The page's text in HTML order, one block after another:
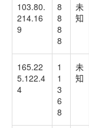
103.80.
214.16
9
8
8
8
8
未
知
165.22
5.122.4
4
1
1
3
6
8
未
知